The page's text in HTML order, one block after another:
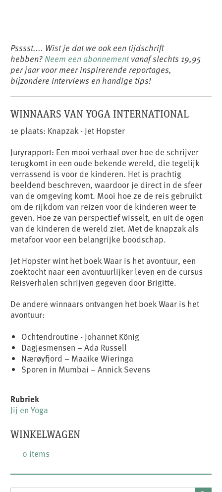
Psssst.... Wist je dat we ook een tijdschrift
hebben? Neem een abonnementvanaf slechts 19,95
per jaar voor meer inspirerende reportages,
bijzondere interviews en handige tips!
WINNAARS VAN YOGA INTERNATIONAL
1e plaats: Knapzak - Jet Hopster
Juryrapport: Een mooi verhaal over hoe de schrijver
terugkomt in een oude bekende wereld, die tegelijk
verrassend is voor de kinderen. Het is prachtig
beeldend beschreven, waardoor je direct in de sfeer
van de omgeving komt. Mooi hoe ze de reis gebruikt
om de rijkdom van reizen voor de kinderen weer te
geven. Hoe ze van perspectief wisselt, en uit de ogen
van de kinderen de wereld ziet. Met de knapzak als
metafoor voor een belangrijke boodschap.
Jet Hopster wint het boek Waar is het avontuur, een
zoektocht naar een avontuurlijker leven en de cursus
Reisverhalen schrijven gegeven door Brigitte.
De andere winnaars ontvangen het boek Waar is het
avontuur:
Ochtendroutine - Johannet König
Dagjesmensen – Ada Russell
Nærøyfjord – Maaike Wieringa
Sporen in Mumbai – Annick Sevens
Rubriek
Jij en Yoga
WINKELWAGEN
0 items